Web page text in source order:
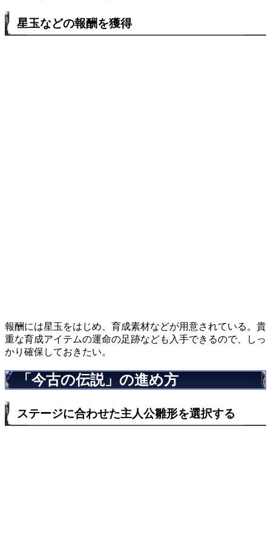
星玉などの報酬を獲得
報酬には星玉をはじめ、育成素材などが用意されている。貴
重な育成アイテムの運命の足跡なども入手できるので、しっ
かり確保しておきたい。
「今古の伝説」の進め方
ステージに合わせた主人公雛形を選択する